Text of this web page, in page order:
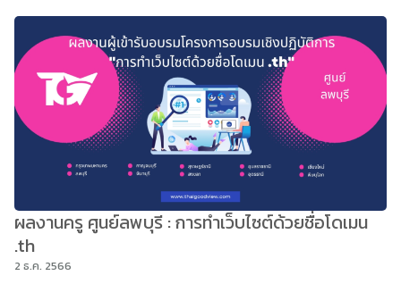
ผลงานครู ศูนย์ลพบุรี : การทำเว็บไซต์ด้วยชื่อโดเมน
.th
2 ธ.ค. 2566